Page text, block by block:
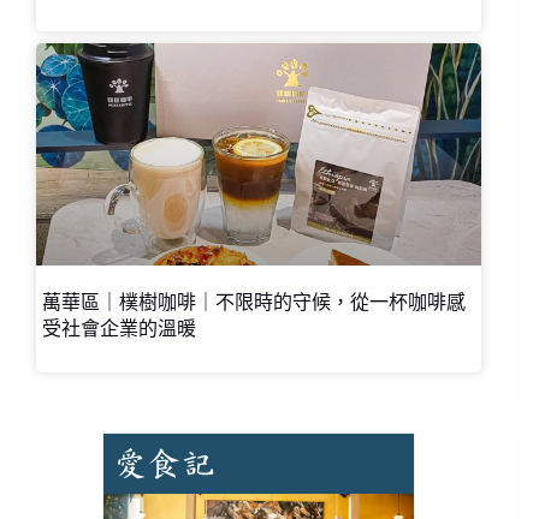
萬華區｜樸樹咖啡｜不限時的守候，從一杯咖啡感
受社會企業的溫暖